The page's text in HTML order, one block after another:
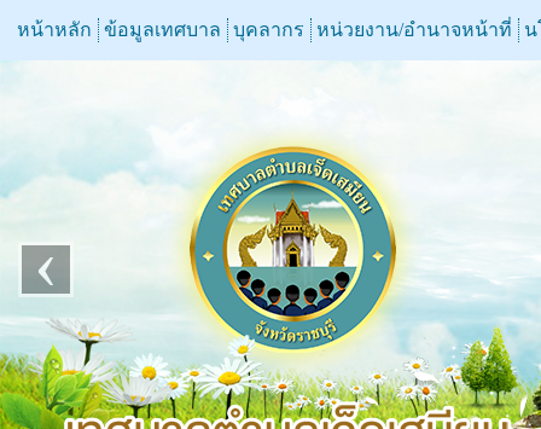
หน้าหลัก ข้อมูลเทศบาล บุคลากร หน่วยงาน/อำนาจหน้าที่ น
‹